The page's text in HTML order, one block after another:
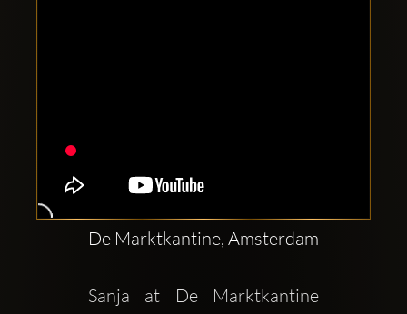
De Marktkantine, Amsterdam
Sanja at De Marktkantine